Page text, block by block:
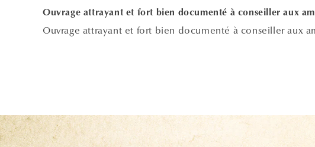
Ouvrage attrayant et fort bien documenté à conseiller aux
Ouvrage attrayant et fort bien documenté à conseiller aux